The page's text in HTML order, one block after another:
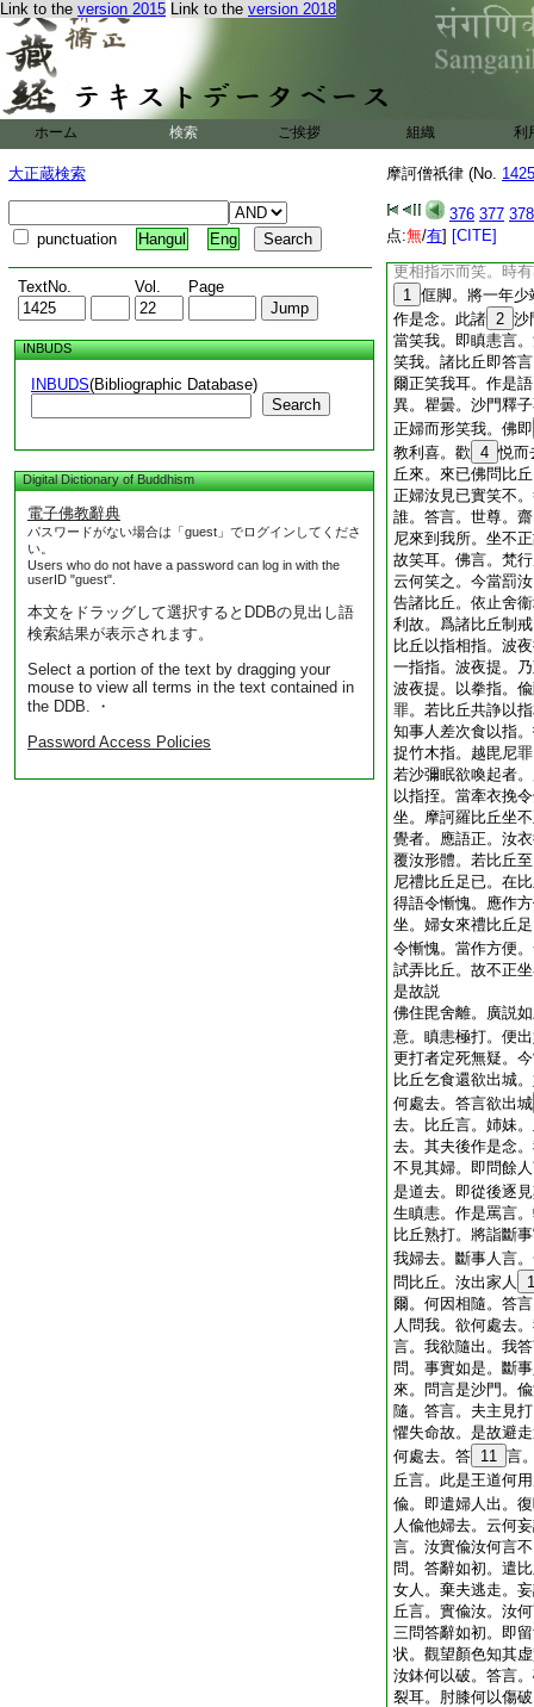
Link to the version 2015 Link to the version 2018
ホーム 検索 ご挨拶 組織 利
大正蔵検索
punctuation Hangul Eng
TextNo. Vol. Page
INBUDS
INBUDS(Bibliographic Database)
Search
Digital Dictionary of Buddhism
電子佛教辭典
パスワードがない場合は「guest」でログインしてくださ
い。
Users who do not have a password can log in with the
userID "guest".
本文をドラッグして選択するとDDBの見出し語
検索結果が表示されます。
Select a portion of the text by dragging your
mouse to view all terms in the text contained in
the DDB. ・
Password Access Policies
摩訶僧祇律 (No.
376 377 378
点:無/有] [CITE]
無罪。是名澆＊
畫背。越毘尼罪。
鍵鎡器上作
水畫木上及畫瓫甕
佛住舍衞城廣説如
28
日十五日齋日
拜問訊。時十六群
優鉢羅比丘尼。脂
訊。禮拜問訊已。
少相好樂故。至彼
更相指示而笑。時
1 㑌脚。將一年
作是念。此諸 2 沙
當笑我。即瞋恚言
笑我。諸比丘即答
爾正笑我耳。作是
異。瞿曇。沙門釋
正婦而形笑我。佛即
教利喜。歡 4 悦而
丘來。來已佛問比
正婦汝見已實笑不
誰。答言。世尊。
尼來到我所。坐不
故笑耳。佛言。梵
云何笑之。今當罰
告諸比丘。依止舍
利故。爲諸比丘制
比丘以指相指。波
一指指。波夜提。
波夜提。以拳指。
罪。若比丘共諍以
知事人差次食以指
捉竹木指。越毘尼
若沙彌眠欲喚起者
以指挃。當牽衣挽
坐。摩訶羅比丘坐
覺者。應語正。汝
覆汝形體。若比丘
尼禮比丘足已。在
得語令慚愧。應作
坐。婦女來禮比丘
令慚愧。當作方便
試弄比丘。故不正
是故説
佛住毘舍離。廣説
意。瞋恚極打。便
更打者定死無疑。
比丘乞食還欲出城
何處去。答言欲出城
去。比丘言。姉妹
去。其夫後作是念
不見其婦。即問餘
是道去。即從後逐
生瞋恚。作是罵言
比丘熟打。將詣斷
我婦去。斷事人言
問比丘。汝出家人
爾。何因相隨。答
人問我。欲何處去
言。我欲隨出。我
問。事實如是。斷
來。問言是沙門。
隨。答言。夫主見
懼失命故。是故避
何處去。答 11 言
丘言。此是王道何
偸。即遣婦人出。
人偸他婦去。云何
言。汝實偸汝何言
問。答辭如初。遣
女人。棄夫逃走。
丘言。實偸汝。汝
三問答辭如初。即
状。觀望顏色知其
汝鉢何以破。答言
裂耳。肘膝何以傷